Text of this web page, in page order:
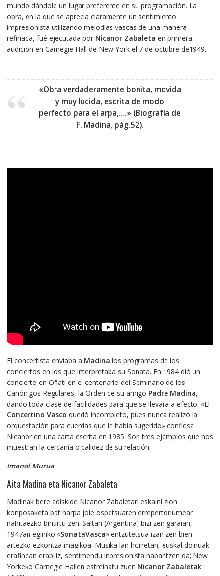
mundo dándole un lugar preferente en su programación. La
obra, en la que se aprecia claramente un sentimiento
impresionista utilizando melodías vascas de una manera
refinada, fué ejecutada por Nicanor Zabaleta en primera
audición en Carnegie Hall de New York el 7 de octubre de1949.
«Obra verdaderamente bonita, movida
y muy lucida, escrita de modo
perfecto para el arpa,….» (Biografía de
F. Madina, pág.52).
El concertista enviaba a Madina los programas de los
conciertos en los que interpretaba su Sonata. En 1984 dió un
concierto en Oñati en el centenario del Seminario de los
Canónigos Regulares, la Orden de su amigo Padre Madina,
dando toda clase de facilidades para que se llevara a efecto. «El
Concertino Vasco quedó incompleto, pues nunca realizó la
orquestación para cuerdas que le había sugerido» confiesa
Nicanor en una carta escrita en 1985. Son tres ejemplos que nos
muestran la cercanía o calidez de su relación.
Imanol Murua
Aita Madina eta Nicanor Zabaleta
Madinak bere adiskide Nicanor Zabaletari eskaini zion
konposaketa bat harpa jole ospetsuaren errepertoriumean
nahitaezko bihurtu zen. Saltan (Argentina) bizi zen garaian,
1947an eginiko «SonataVasca» entzutetsua izan zen bien
artezko ezkontza magikoa. Musika lan horretan, euskal doinuak
erafinean erabiliz, sentimendu inpresionista nabaritzen da; New
Yorkeko Carnegie Hallen estreinatu zuen Nicanor Zabaletak